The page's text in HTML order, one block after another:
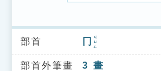
索引選單
知識索引
部首 冂 ㄐㄩㄥ
部首外筆畫 3 畫